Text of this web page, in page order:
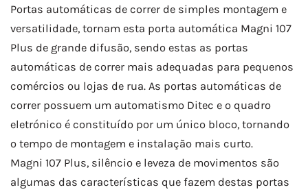
Portas automáticas de correr de simples montagem e
versatilidade, tornam esta porta automática Magni 107
Plus de grande difusão, sendo estas as portas
automáticas de correr mais adequadas para pequenos
comércios ou lojas de rua. As portas automáticas de
correr possuem um automatismo Ditec e o quadro
eletrónico é constituído por um único bloco, tornando
o tempo de montagem e instalação mais curto.
Magni 107 Plus, silêncio e leveza de movimentos são
algumas das características que fazem destas portas